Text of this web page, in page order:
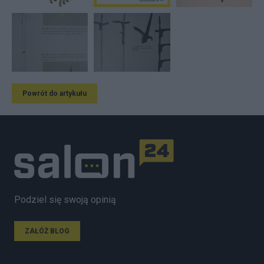
Powrót do artykułu
Podziel się swoją opinią
ZAŁÓŻ BLOG